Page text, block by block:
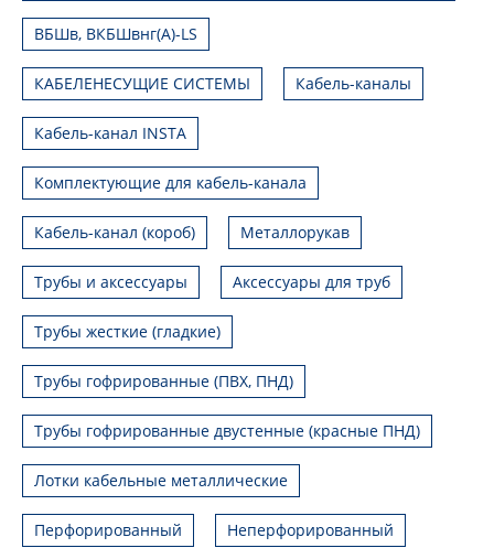
ВБШв, ВКБШвнг(А)-LS
КАБЕЛЕНЕСУЩИЕ СИСТЕМЫ Кабель-каналы
Кабель-канал INSTA
Комплектующие для кабель-канала
Кабель-канал (короб) Металлорукав
Трубы и аксессуары Аксессуары для труб
Трубы жесткие (гладкие)
Трубы гофрированные (ПВХ, ПНД)
Трубы гофрированные двустенные (красные ПНД)
Лотки кабельные металлические
Перфорированный Неперфорированный